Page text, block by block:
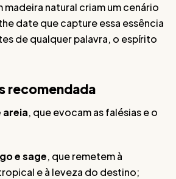
madeira natural criam um cenário
date que capture essa essência
de qualquer palavra, o espírito
recomendada
areia, que evocam as falésias e o
e sage, que remetem à
e à leveza do destino;